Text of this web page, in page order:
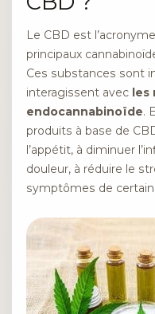
Le CBD est
principaux
Ces substances sont
interagissent avec
endocannabinoïde.
produits à base de
l’appétit, à diminuer
douleur, à réduire le
symptômes de